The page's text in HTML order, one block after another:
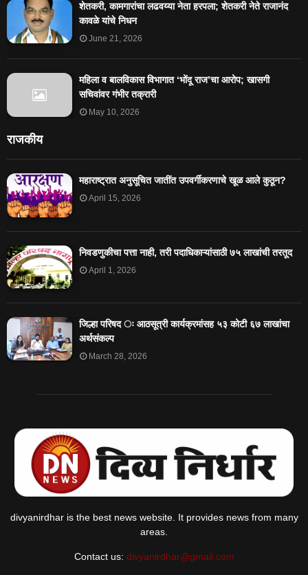
शेतकरी, कामगारांचा लढवय्या नेता हरपला; शेतकरी नेते राजानंद
कावळे यांचे निधन
June 21, 2026
महिला व बालविकास विभागात ‘भोंदू राज’चा आरोप; खासगी
सचिवांवर गंभीर तक्रारी
May 10, 2026
राजकीय
महाराष्ट्रात अनुसूचित जातींत उपवर्गीकरणाचे खूळ आले कुठून?
April 15, 2026
निवडणुकीचा पत्ता नाही, तरी पदाधिकाऱ्यांसाठी ७५ लाखांची तरतूद
April 1, 2026
जिल्हा परिषद ः आठसूत्री कार्यक्रमांसह ५३ कोटी ६७ लाखांचा
अर्थसंकल्प
March 28, 2026
divyanirdhar is the best news website. It provides news from many
areas.
Contact us: divyanirdhar@gmail.com